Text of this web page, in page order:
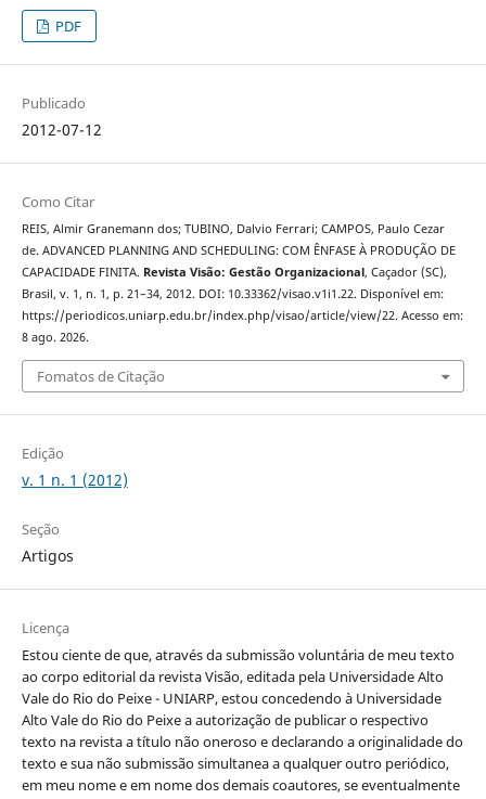
PDF
Publicado
2012-07-12
Como Citar
REIS, Almir Granemann dos; TUBINO, Dalvio Ferrari; CAMPOS, Paulo Cezar
de. ADVANCED PLANNING AND SCHEDULING: COM ÊNFASE À PRODUÇÃO DE
CAPACIDADE FINITA. Revista Visão: Gestão Organizacional, Caçador (SC),
Brasil, v. 1, n. 1, p. 21–34, 2012. DOI: 10.33362/visao.v1i1.22. Disponível em:
https://periodicos.uniarp.edu.br/index.php/visao/article/view/22. Acesso em:
8 ago. 2026.
Fomatos de Citação
Edição
v. 1 n. 1 (2012)
Seção
Artigos
Licença
Estou ciente de que, através da submissão voluntária de meu texto
ao corpo editorial da revista Visão, editada pela Universidade Alto
Vale do Rio do Peixe - UNIARP, estou concedendo à Universidade
Alto Vale do Rio do Peixe a autorização de publicar o respectivo
texto na revista a título não oneroso e declarando a originalidade do
texto e sua não submissão simultanea a qualquer outro periódico,
em meu nome e em nome dos demais coautores, se eventualmente